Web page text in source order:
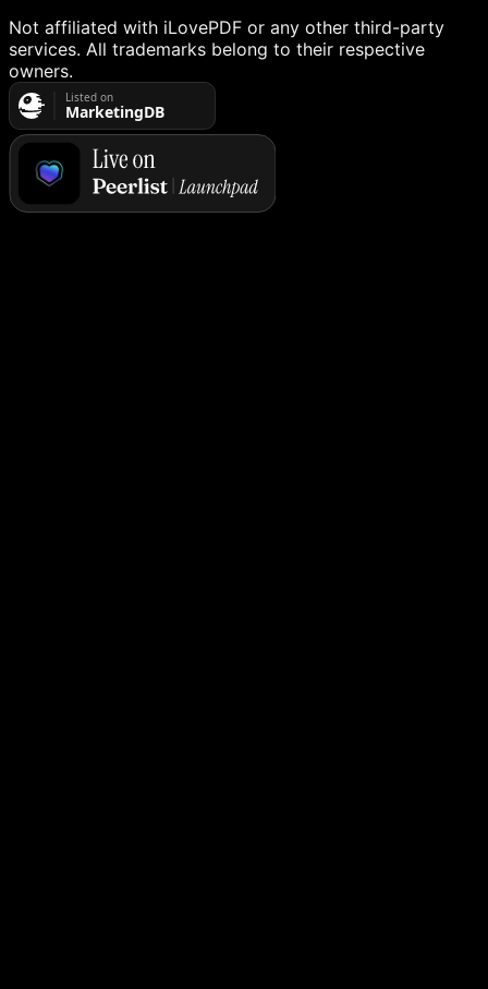
Not affiliated with iLovePDF or any other third-party
services. All trademarks belong to their respective
owners.